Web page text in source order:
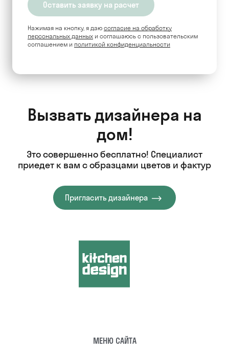
Нажимая на кнопку, я даю согласие на обработку
персональных данных и соглашаюсь c пользовательским
соглашением и политикой конфиденциальности
Вызвать дизайнера на
дом!
Это совершенно бесплатно! Специалист
приедет к вам с образцами цветов и фактур
Пригласить дизайнера
МЕНЮ САЙТА